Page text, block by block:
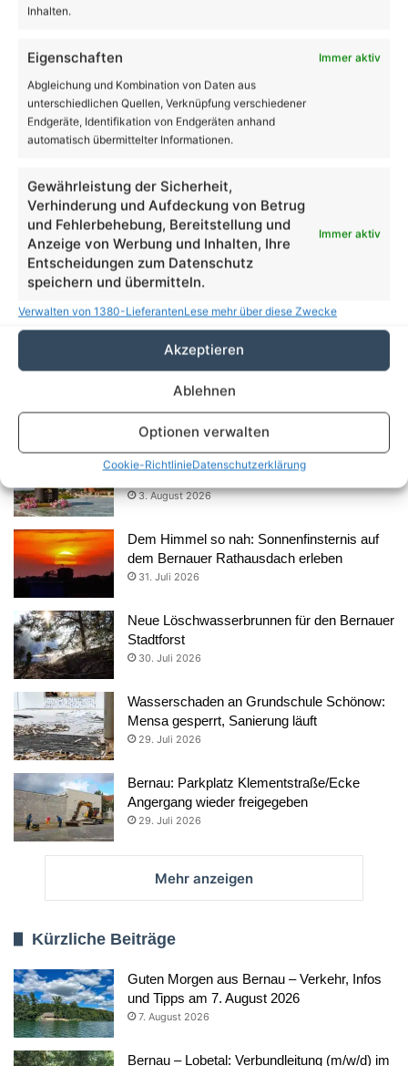
Inhalten.
Eigenschaften
Immer aktiv
Abgleichung und Kombination von Daten aus
unterschiedlichen Quellen, Verknüpfung verschiedener
Endgeräte, Identifikation von Endgeräten anhand
automatisch übermittelter Informationen.
Gewährleistung der Sicherheit,
Verhinderung und Aufdeckung von Betrug
und Fehlerbehebung, Bereitstellung und
Anzeige von Werbung und Inhalten, Ihre
Entscheidungen zum Datenschutz
speichern und übermitteln.
Immer aktiv
Verwalten von 1380-LieferantenLese mehr über diese Zwecke
Akzeptieren
Ablehnen
Optionen verwalten
Cookie-RichtlinieDatenschutzerklärung
25
Sa.
32
So.
29
Mo.
22
Di.
18.419
AppNutzer
28.006
Abonnenten
1.708
Follower
Aus dem Rathaus
35 Jahre Herzblut für Kunst und Kultur: Anja
Schreier und ihre FRAKIMA Bernau
5. August 2026
Süßes Comeback über den Dächern von
Bernau: Der Rathaushonig ist zurück
3. August 2026
Dem Himmel so nah: Sonnenfinsternis auf
dem Bernauer Rathausdach erleben
31. Juli 2026
Neue Löschwasserbrunnen für den Bernauer
Stadtforst
30. Juli 2026
Wasserschaden an Grundschule Schönow:
Mensa gesperrt, Sanierung läuft
29. Juli 2026
Bernau: Parkplatz Klementstraße/Ecke
Angergang wieder freigegeben
29. Juli 2026
Mehr anzeigen
Kürzliche Beiträge
Guten Morgen aus Bernau – Verkehr, Infos
und Tipps am 7. August 2026
7. August 2026
Bernau – Lobetal: Verbundleitung (m/w/d) im